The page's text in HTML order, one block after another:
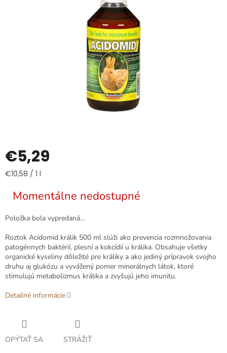
€5,29
Jednotková
€10,58 / 1 l
Momentálne nedostupné
Položka bola vypredaná…
Roztok Acidomid králik 500 ml slúži ako prevencia rozmnožovania
patogénnych baktérií, plesní a kokcídií u králika. Obsahuje všetky
organické kyseliny dôležité pre králiky a ako jediný prípravok svojho
druhu aj glukózu a vyvážený pomer minerálnych látok, ktoré
stimulujú metabolizmus králika a zvyšujú jeho imunitu.
Detailné informácie
OPÝTAŤ SA STRÁŽIŤ